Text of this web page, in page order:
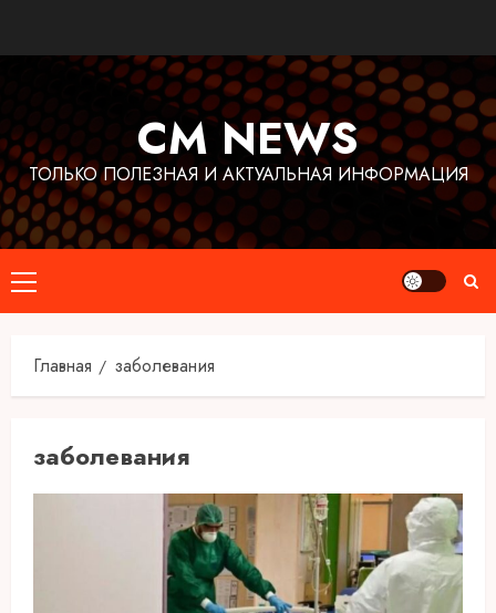
содержимому
CM NEWS
ТОЛЬКО ПОЛЕЗНАЯ И АКТУАЛЬНАЯ ИНФОРМАЦИЯ
Основное
меню
Главная заболевания
заболевания